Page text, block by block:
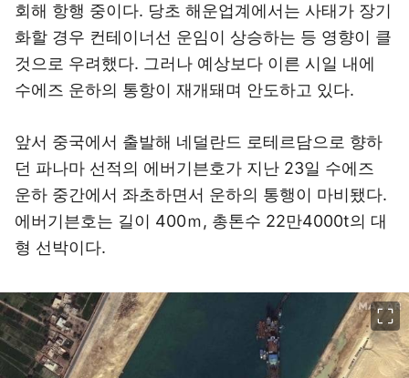
회해 항행 중이다. 당초 해운업계에서는 사태가 장기
화할 경우 컨테이너선 운임이 상승하는 등 영향이 클
것으로 우려했다. 그러나 예상보다 이른 시일 내에
수에즈 운하의 통항이 재개돼며 안도하고 있다.
앞서 중국에서 출발해 네덜란드 로테르담으로 향하
던 파나마 선적의 에버기븐호가 지난 23일 수에즈
운하 중간에서 좌초하면서 운하의 통행이 마비됐다.
에버기븐호는 길이 400ｍ, 총톤수 22만4000t의 대
형 선박이다.